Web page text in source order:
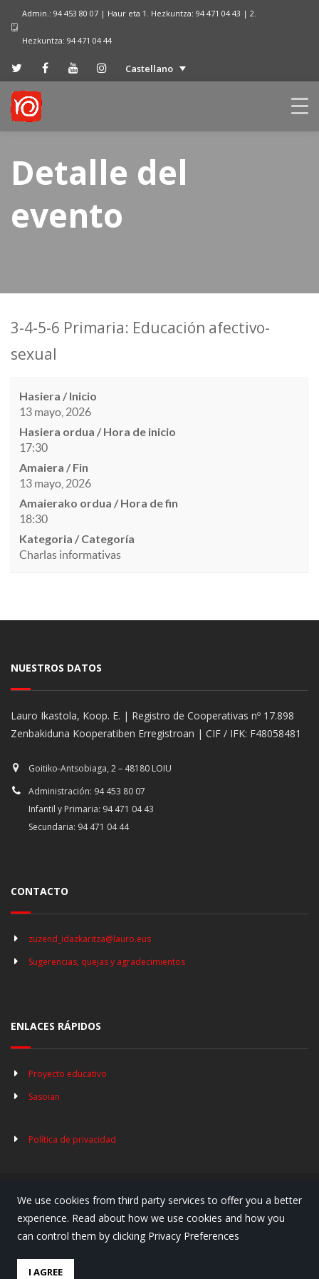
Admin.: 94 453 80 07 | Haur eta 1. Hezkuntza: 94 471 04 43 | 2.
Hezkuntza: 94 471 04 44
Castellano
Detalle del
evento
3-4-5-6 Primaria: Educación afectivo-
sexual
Hasiera / Inicio
13 mayo, 2026
Hasiera ordua / Hora de inicio
17:30
Amaiera / Fin
13 mayo, 2026
Amaierako ordua / Hora de fin
18:30
Kategoria / Categoría
Charlas informativas
NUESTROS DATOS
Lauro Ikastola, Koop. E. | Registro de Cooperativas nº 17.898
Zenbakiduna Kooperatiben Erregistroan | CIF / IFK: F48058481
Goitiko-Antsobiaga, 2 – 48180 LOIU
Administración: 94 453 80 07
Infantil y Primaria: 94 471 04 43
Secundaria: 94 471 04 44
CONTACTO
zuzend_idazkaritza@lauro.eus
Sugerencias, quejas y agradecimientos
ENLACES RÁPIDOS
Proyecto educativo
Sasoian
Política de privacidad
© Copyright 2019. Lauro Ikastola
We use cookies from third party services to offer you a better
experience. Read about how we use cookies and how you
can control them by clicking Privacy Preferences
I AGREE